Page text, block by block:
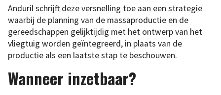
Anduril schrijft deze versnelling toe aan een strategie
waarbij de planning van de massaproductie en de
gereedschappen gelijktijdig met het ontwerp van het
vliegtuig worden geïntegreerd, in plaats van de
productie als een laatste stap te beschouwen.
Wanneer inzetbaar?